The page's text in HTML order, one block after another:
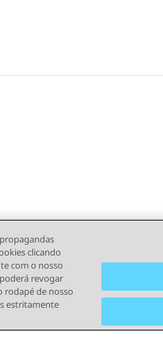
clicando
com o nosso
revogar
rodapé de nosso
estritamente